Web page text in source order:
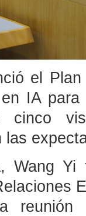
el
IA
cinco
las
Wang Yi
reunión